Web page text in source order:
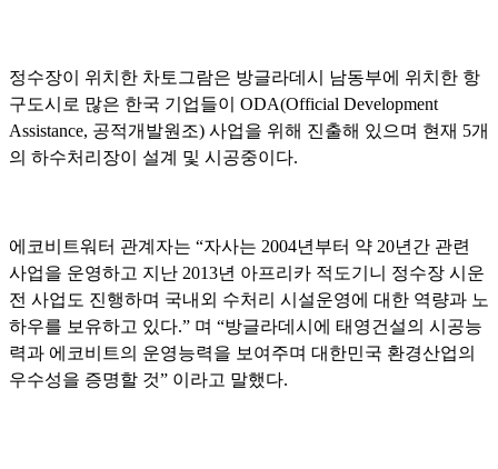
정수장이 위치한 차토그람은 방글라데시 남동부에 위치한 항
구도시로 많은 한국 기업들이 ODA(Official Development
Assistance, 공적개발원조) 사업을 위해 진출해 있으며 현재 5개
의 하수처리장이 설계 및 시공중이다.
에코비트워터 관계자는 “자사는 2004년부터 약 20년간 관련
사업을 운영하고 지난 2013년 아프리카 적도기니 정수장 시운
전 사업도 진행하며 국내외 수처리 시설운영에 대한 역량과 노
하우를 보유하고 있다.” 며 “방글라데시에 태영건설의 시공능
력과 에코비트의 운영능력을 보여주며 대한민국 환경산업의
우수성을 증명할 것” 이라고 말했다.